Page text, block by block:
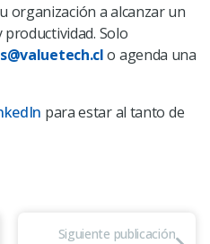
organización a alcanzar un
Solo
o agenda una
para estar al tanto de
Siguiente publicación